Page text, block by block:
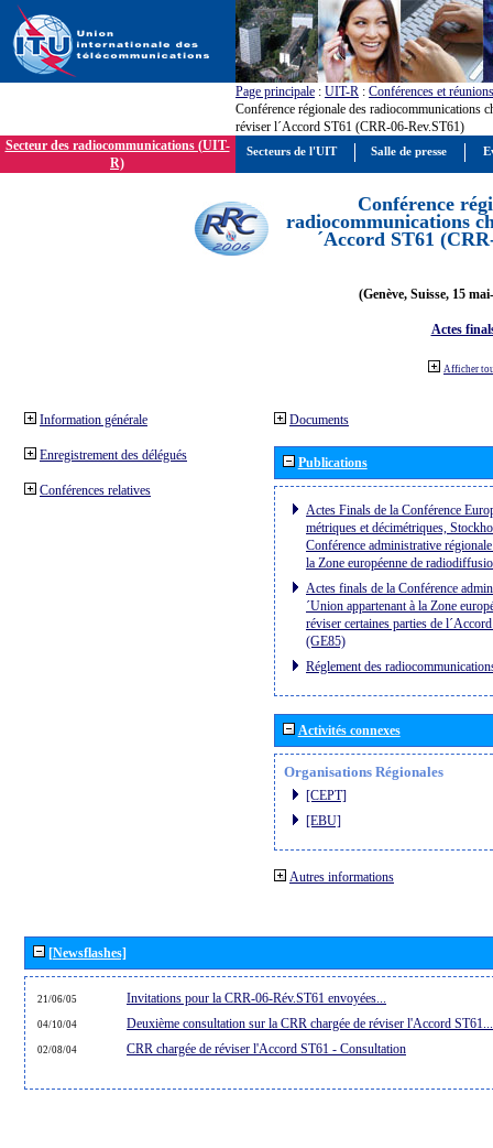
Page principale : UIT-R : Conférences et réunions
Conférence régionale des radiocommunications
réviser l´Accord ST61 (CRR-06-Rev.ST61)
Secteur des radiocommunications (UIT-
R)
Conférence
radiocommunications
´Accord ST61
(Genève, Suisse, 15
Actes
Afficher
Information générale
Enregistrement des délégués
Conférences relatives
Documents
Publications
Actes Finals de la Conférence
métriques et décimétriques,
Conférence administrative
la Zone européenne de
Actes finals de la Conférence
´Union appartenant à la Zone
réviser certaines parties de
(GE85)
Réglement des
Activités connexes
Organisations Régionales
[CEPT]
[EBU]
Autres informations
[Newsflashes]
21/06/05 Invitations pour la CRR-06-Rév.ST61 envoyées...
04/10/04 Deuxième consultation sur la CRR chargée de réviser l'Accord ST61...
02/08/04 CRR chargée de réviser l'Accord ST61 - Consultation
Secteurs de l'UIT Salle de presse